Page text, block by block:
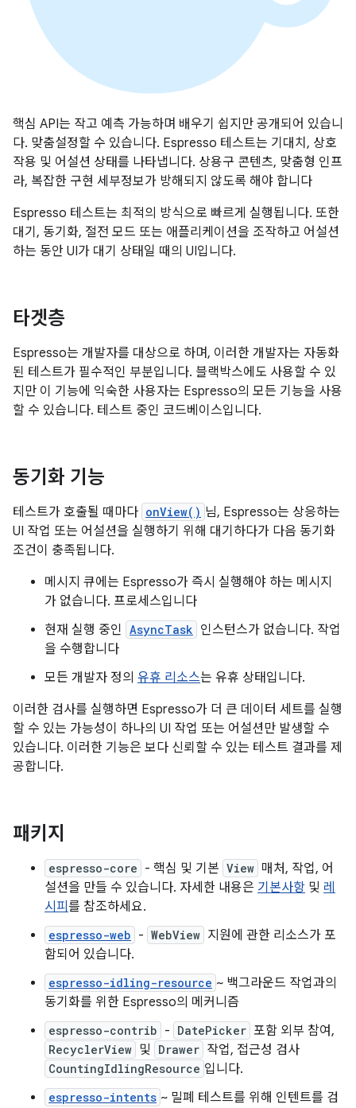
핵심 API는 작고 예측 가능하며 배우기 쉽지만 공개되어 있습니
다. 맞춤설정할 수 있습니다. Espresso 테스트는 기대치, 상호
작용 및 어설션 상태를 나타냅니다. 상용구 콘텐츠, 맞춤형 인프
라, 복잡한 구현 세부정보가 방해되지 않도록 해야 합니다
Espresso 테스트는 최적의 방식으로 빠르게 실행됩니다. 또한
대기, 동기화, 절전 모드 또는 애플리케이션을 조작하고 어설션
하는 동안 UI가 대기 상태일 때의 UI입니다.
타겟층
Espresso는 개발자를 대상으로 하며, 이러한 개발자는 자동화
된 테스트가 필수적인 부분입니다. 블랙박스에도 사용할 수 있
지만 이 기능에 익숙한 사용자는 Espresso의 모든 기능을 사용
할 수 있습니다. 테스트 중인 코드베이스입니다.
동기화 기능
테스트가 호출될 때마다 onView() 님, Espresso는 상응하는
UI 작업 또는 어설션을 실행하기 위해 대기하다가 다음 동기화
조건이 충족됩니다.
메시지 큐에는 Espresso가 즉시 실행해야 하는 메시지
가 없습니다. 프로세스입니다
현재 실행 중인 AsyncTask 인스턴스가 없습니다. 작업
을 수행합니다
모든 개발자 정의 유휴 리소스는 유휴 상태입니다.
이러한 검사를 실행하면 Espresso가 더 큰 데이터 세트를 실행
할 수 있는 가능성이 하나의 UI 작업 또는 어설션만 발생할 수
있습니다. 이러한 기능은 보다 신뢰할 수 있는 테스트 결과를 제
공합니다.
패키지
espresso-core - 핵심 및 기본 View 매처, 작업, 어
설션을 만들 수 있습니다. 자세한 내용은 기본사항 및 레
시피 를 참조하세요.
espresso-web - WebView 지원에 관한 리소스가 포
함되어 있습니다.
espresso-idling-resource ~ 백그라운드 작업과의
동기화를 위한 Espresso의 메커니즘
espresso-contrib - DatePicker 포함 외부 참여,
RecyclerView 및 Drawer 작업, 접근성 검사
CountingIdlingResource 입니다.
espresso-intents ~ 밀폐 테스트를 위해 인텐트를 검